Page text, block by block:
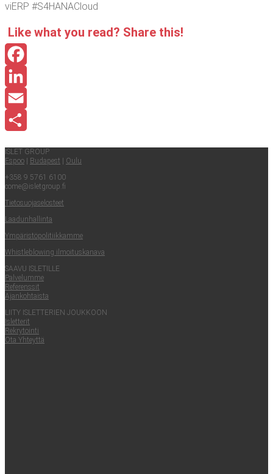
viERP #S4HANACloud
Like what you read? Sha­re this!
Facebook
LinkedIn
Email
ISLET GROUP
Espoo
Buda­pest
Oulu
+358 9 5761 6100
come@​isletgroup.​fi
Tie­to­suo­ja­se­los­teet
Laa­dun­hal­lin­ta
Ympä­ris­tö­po­li­tiik­kam­me
Whist­le­blowing ilmoituskanava
SAA­VU ISLETILLE
Pal­ve­lum­me
Refe­rens­sit
Ajan­koh­tais­ta
LII­TY ISLET­TE­RIEN JOUKKOON
Islet­te­rit
Rek­ry­toin­ti
Ota Yhteyt­tä